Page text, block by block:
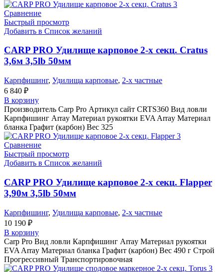
Сравнение
Быстрый просмотр
Добавить в Список желаний
CARP PRO Удилище карповое 2-х секц. Cratus
3,6м 3,5lb 50мм
Карпфишинг, Удилища карповые, 2-х частные
6 840 ₽
В корзину
Производитель Carp Pro Артикул сайт CRTS360 Вид ловли
Карпфишинг Array Материал рукоятки EVA Array Материал
бланка Графит (карбон) Вес 325
Сравнение
Быстрый просмотр
Добавить в Список желаний
CARP PRO Удилище карповое 2-х секц. Flapper
3,90м 3,5lb 50мм
Карпфишинг, Удилища карповые, 2-х частные
10 190 ₽
В корзину
Carp Pro Вид ловли Карпфишинг Array Материал рукоятки
EVA Array Материал бланка Графит (карбон) Вес 490 г Строй
Прогрессивный Транспортировочная